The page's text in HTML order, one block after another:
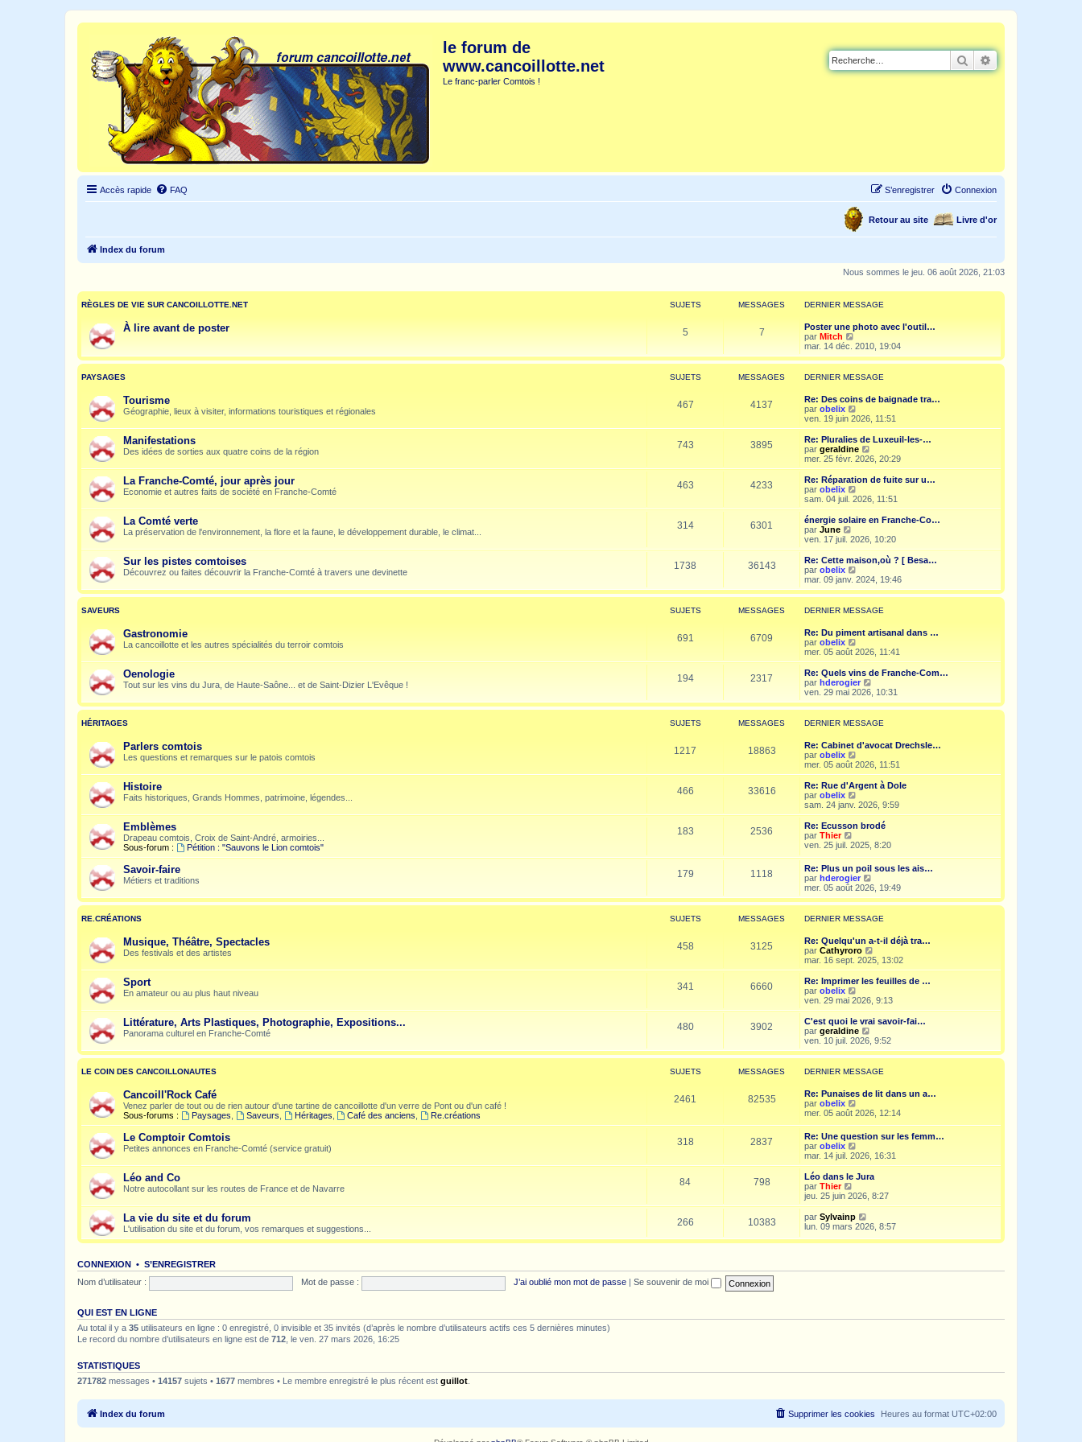
le forum de
www.cancoillotte.net
Le franc-parler Comtois !
Rechercher
Accès rapide FAQ Connexion
S’enregistrer
Livre d'or
Retour au site
Index du forum
Nous sommes le jeu. 06 août 2026, 21:03
RÈGLES DE VIE SUR CANCOILLOTTE.NET SUJETS MESSAGES DERNIER MESSAGE
À lire avant de poster 5 7
Poster une photo avec l'outil…
par Mitch
o
i
r
l
e
r
n
i
e
r
m
e
s
s
a
g
e
mar. 14 déc. 2010, 19:04
PAYSAGES SUJETS MESSAGES DERNIER MESSAGE
Tourisme
Géographie, lieux à visiter, informations touristiques et régionales
467 4137
Re: Des coins de baignade tra…
par obelix
o
i
r
l
e
r
n
i
r
e
s
s
g
e
ven. 19 juin 2026, 11:51
Manifestations
Des idées de sorties aux quatre coins de la région
743 3895
Re: Pluralies de Luxeuil-les-…
par geraldine
o
i
r
e
d
r
n
i
r
e
s
a
e
mer. 25 févr. 2026, 20:29
La Franche-Comté, jour après jour
Economie et autres faits de société en Franche-Comté
463 4233
Re: Réparation de fuite sur u…
par obelix
o
i
r
e
e
r
n
i
e
m
s
a
g
e
sam. 04 juil. 2026, 11:51
La Comté verte
La préservation de l'environnement, la flore et la faune, le développement durable, le climat...
314 6301
énergie solaire en Franche-Co…
par June
o
i
r
l
e
e
r
n
e
r
m
e
s
s
a
g
e
ven. 17 juil. 2026, 10:20
Sur les pistes comtoises
Découvrez ou faites découvrir la Franche-Comté à travers une devinette
1738 36143
Re: Cette maison,où ? [ Besa…
par obelix
o
i
r
l
e
n
i
e
r
m
e
s
g
mar. 09 janv. 2024, 19:46
SAVEURS SUJETS MESSAGES DERNIER MESSAGE
Gastronomie
La cancoillotte et les autres spécialités du terroir comtois
691 6709
Re: Du piment artisanal dans …
par obelix
o
i
r
l
e
e
r
n
e
m
e
s
a
g
e
mer. 05 août 2026, 11:41
Oenologie
Tout sur les vins du Jura, de Haute-Saône... et de Saint-Dizier L'Evêque !
194 2317
Re: Quels vins de Franche-Com…
par hderogier
o
i
r
l
e
n
i
e
m
e
s
a
g
e
ven. 29 mai 2026, 10:31
HÉRITAGES SUJETS MESSAGES DERNIER MESSAGE
Parlers comtois
Les questions et remarques sur le patois comtois
1217 18863
Re: Cabinet d'avocat Drechsle…
par obelix
o
i
r
e
e
r
n
i
e
r
m
e
s
s
a
e
mer. 05 août 2026, 11:51
Histoire
Faits historiques, Grands Hommes, patrimoine, légendes...
466 33616
Re: Rue d'Argent à Dole
par obelix
o
i
r
e
e
r
n
i
e
m
s
s
a
g
e
sam. 24 janv. 2026, 9:59
Emblèmes
Drapeau comtois, Croix de Saint-André, armoiries...
Sous-forum :
Pétition : "Sauvons le Lion comtois"
183 2536
Re: Ecusson brodé
par Thier
o
e
d
e
n
e
r
m
e
s
s
a
g
e
ven. 25 juil. 2025, 8:20
Savoir-faire
Métiers et traditions
179 1118
Re: Plus un poil sous les ais…
par hderogier
o
i
r
l
e
r
n
i
e
m
e
s
a
g
e
mer. 05 août 2026, 19:49
RE.CRÉATIONS SUJETS MESSAGES DERNIER MESSAGE
Musique, Théâtre, Spectacles
Des festivals et des artistes
458 3125
Re: Quelqu'un a-t-il déjà tra…
par Cathyroro
o
i
r
e
e
r
n
i
e
m
s
a
g
e
mar. 16 sept. 2025, 13:02
Sport
En amateur ou au plus haut niveau
341 6660
Re: Imprimer les feuilles de …
par obelix
o
i
r
l
e
e
r
n
e
m
e
s
a
g
e
ven. 29 mai 2026, 9:13
Littérature, Arts Plastiques, Photographie, Expositions...
Panorama culturel en Franche-Comté
480 3902
C'est quoi le vrai savoir-fai…
par geraldine
o
i
r
l
e
n
i
e
m
e
s
a
g
ven. 10 juil. 2026, 9:52
LE COIN DES CANCOILLONAUTES SUJETS MESSAGES DERNIER MESSAGE
Cancoill'Rock Café
Venez parler de tout ou de rien autour d'une tartine de cancoillotte d'un verre de Pont ou d'un café !
Sous-forums :
Paysages Saveurs Héritages Café des anciens Re.créations
2461 82535
Re: Punaises de lit dans un a…
par obelix
o
l
e
d
e
r
i
e
r
m
e
mer. 05 août 2026, 12:14
Le Comptoir Comtois
Petites annonces en Franche-Comté (service gratuit)
318 2837
Re: Une question sur les femm…
par obelix
o
i
r
e
e
r
n
i
m
g
mar. 14 juil. 2026, 16:31
Léo and Co
Notre autocollant sur les routes de France et de Navarre
84 798
Léo dans le Jura
par Thier
o
i
r
d
n
e
jeu. 25 juin 2026, 8:27
La vie du site et du forum
L'utilisation du site et du forum, vos remarques et suggestions...
266 10383 par Sylvainp
o
r
d
e
s
e
lun. 09 mars 2026, 8:57
CONNEXION • S’ENREGISTRER
Nom d’utilisateur :
Mot de passe : J’ai oublié mon mot de passe Se souvenir de moi
QUI EST EN LIGNE
Au total il y a 35 utilisateurs en ligne : 0 enregistré, 0 invisible et 35 invités (d’après le nombre d’utilisateurs actifs ces 5 dernières minutes)
Le record du nombre d’utilisateurs en ligne est de 712 , le ven. 27 mars 2026, 16:25
STATISTIQUES
271782 messages • 14157 sujets • 1677 membres • Le membre enregistré le plus récent est guillot
Index du forum Heures au format UTC+02:00
Supprimer les cookies